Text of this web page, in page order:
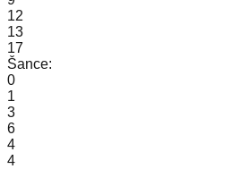
12
13
17
Šance:
0
1
3
6
4
4